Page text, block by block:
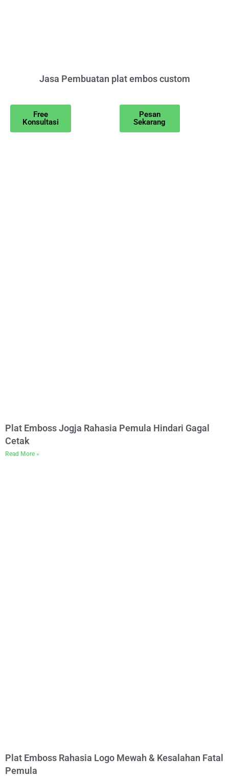
Jasa Pembuatan plat embos custom
Free
Konsultasi
Pesan
Sekarang
Plat Emboss Jogja Rahasia Pemula Hindari Gagal
Cetak
Read More »
Plat Emboss Rahasia Logo Mewah & Kesalahan Fatal
Pemula